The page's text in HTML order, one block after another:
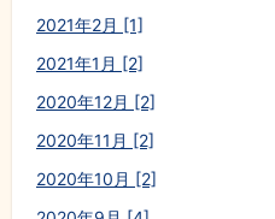
2021年2月 [1]
2021年1月 [2]
2020年12月 [2]
2020年11月 [2]
2020年10月 [2]